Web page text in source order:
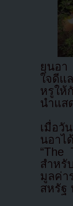
ยุนอา
ใจดีแ
หรูให้
นำแส
เมื่อวั
นอาไ
“The
สำหรั
มูลค่า
สหรัฐ